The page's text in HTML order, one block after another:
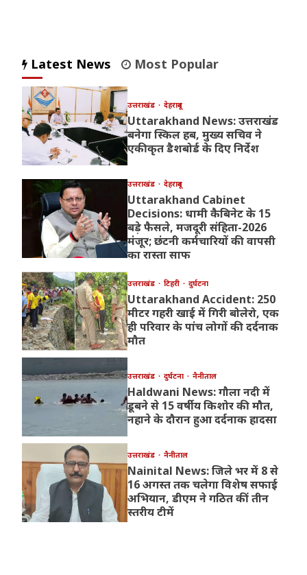
Latest News Most Popular
उत्तराखंड देहरादून
Uttarakhand News: उत्तराखंड
बनेगा स्किल हब, मुख्य सचिव ने
एकीकृत डैशबोर्ड के दिए निर्देश
उत्तराखंड देहरादून
Uttarakhand Cabinet
Decisions: धामी कैबिनेट के 15
बड़े फैसले, मजदूरी संहिता-2026
मंजूर; छंटनी कर्मचारियों की वापसी
का रास्ता साफ
उत्तराखंड टिहरी दुर्घटना
Uttarakhand Accident: 250
मीटर गहरी खाई में गिरी बोलेरो, एक
ही परिवार के पांच लोगों की दर्दनाक
मौत
उत्तराखंड दुर्घटना नैनीताल
Haldwani News: गौला नदी में
डूबने से 15 वर्षीय किशोर की मौत,
नहाने के दौरान हुआ दर्दनाक हादसा
उत्तराखंड नैनीताल
Nainital News: जिले भर में 8 से
16 अगस्त तक चलेगा विशेष सफाई
अभियान, डीएम ने गठित कीं तीन
स्तरीय टीमें